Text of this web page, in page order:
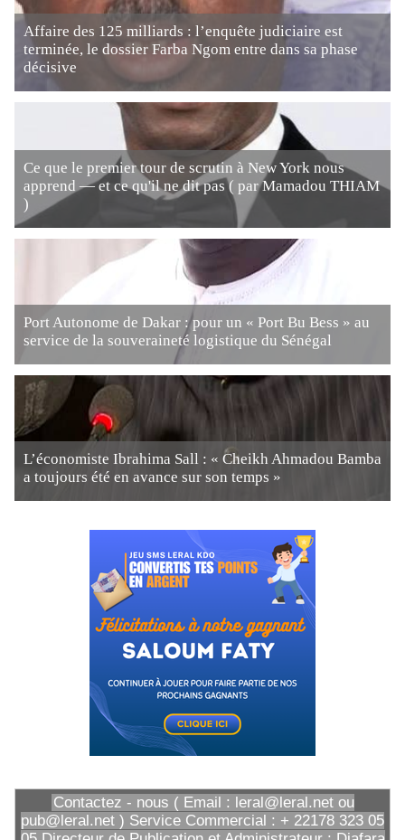
Affaire des 125 milliards : l’enquête judiciaire est
terminée, le dossier Farba Ngom entre dans sa phase
décisive
Ce que le premier tour de scrutin à New York nous
apprend — et ce qu'il ne dit pas ( par Mamadou THIAM
)
Port Autonome de Dakar : pour un « Port Bu Bess » au
service de la souveraineté logistique du Sénégal
L’économiste Ibrahima Sall : « Cheikh Ahmadou Bamba
a toujours été en avance sur son temps »
Contactez - nous ( Email : leral@leral.net ou
pub@leral.net ) Service Commercial : + 22178 323 05